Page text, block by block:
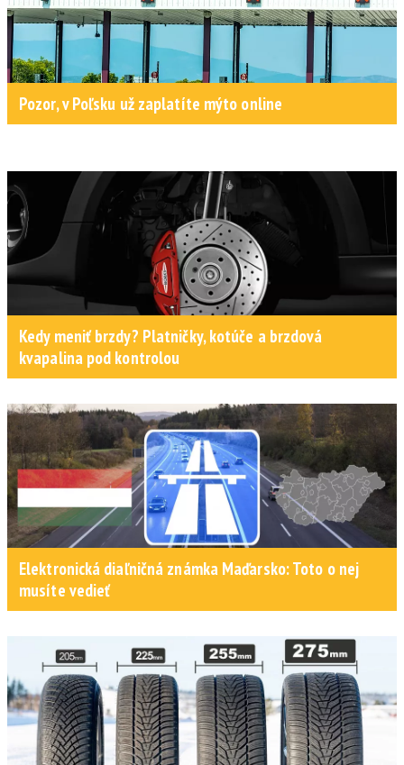
Pozor, v Poľsku už zaplatíte mýto online
Kedy meniť brzdy? Platničky, kotúče a brzdová
kvapalina pod kontrolou
Elektronická diaľničná známka Maďarsko: Toto o nej
musíte vedieť